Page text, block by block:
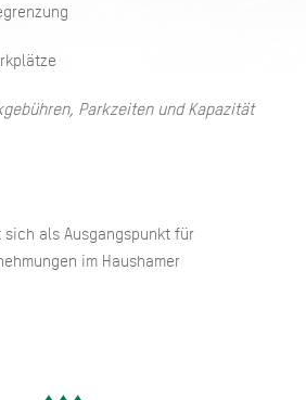
Parkzeiten und Kapazität
sich als Ausgangspunkt für
im Haushamer